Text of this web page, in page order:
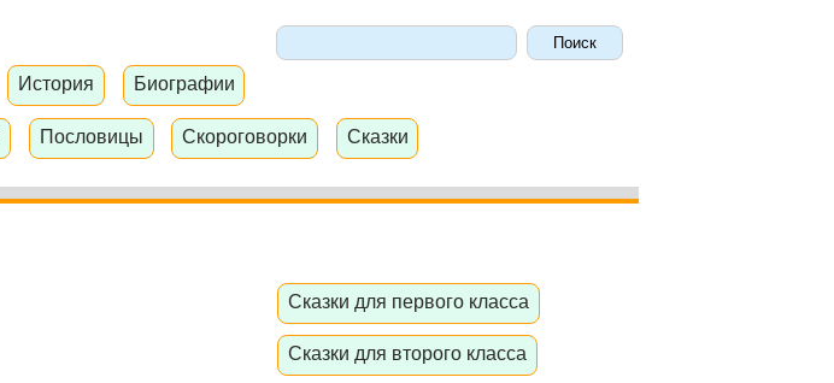
История Биографии
Пословицы Скороговорки Сказки
Сказки для первого класса
Сказки для второго класса